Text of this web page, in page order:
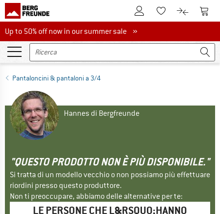
Al conto clienteAlla lista
Al Al
Up to 50% off now in our summer sale
Up to 50% off now in our summer sale »
Pantaloncini & pantaloni a 3/4
Hannes di Bergfreunde
"QUESTO PRODOTTO NON È PIÙ DISPONIBILE."
Si tratta di un modello vecchio o non possiamo più effettuare
riordini presso questo produttore.
Non ti preoccupare, abbiamo delle alternative per te:
LE PERSONE CHE L&RSQUO;HANNO